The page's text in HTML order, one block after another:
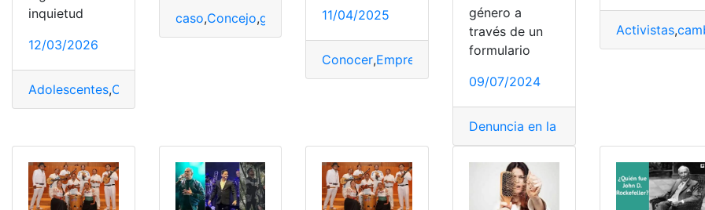
inquietud
12/03/2026
Adolescentes,Cédula
caso,Concejo,género involucra,Muñoz Política,Quito,
11/04/2025
Conocer,Empresa género,Trabaja,utilidades
género a
través de un
formulario
09/07/2024
Denuncia en la Fiscalía
Activistas,